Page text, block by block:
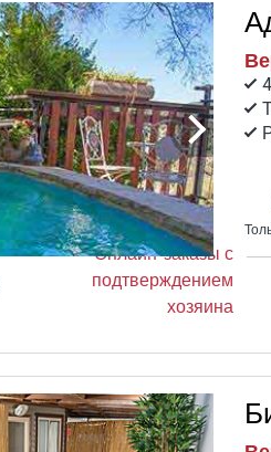
Онлайн-заказы с
подтверждением
хозяина